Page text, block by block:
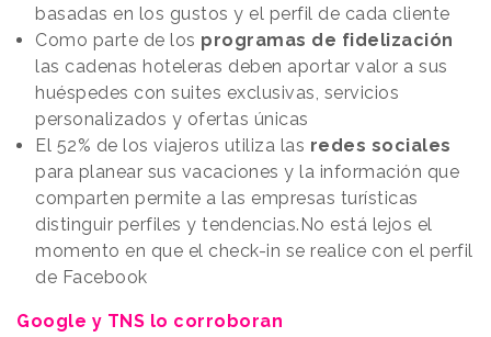
basadas en los gustos y el perfil de cada cliente
Como parte de los programas de fidelización
las cadenas hoteleras deben aportar valor a sus
huéspedes con suites exclusivas, servicios
personalizados y ofertas únicas
El 52% de los viajeros utiliza las redes sociales
para planear sus vacaciones y la información que
comparten permite a las empresas turísticas
distinguir perfiles y tendencias.No está lejos el
momento en que el check-in se realice con el perfil
de Facebook
Google y TNS lo corroboran